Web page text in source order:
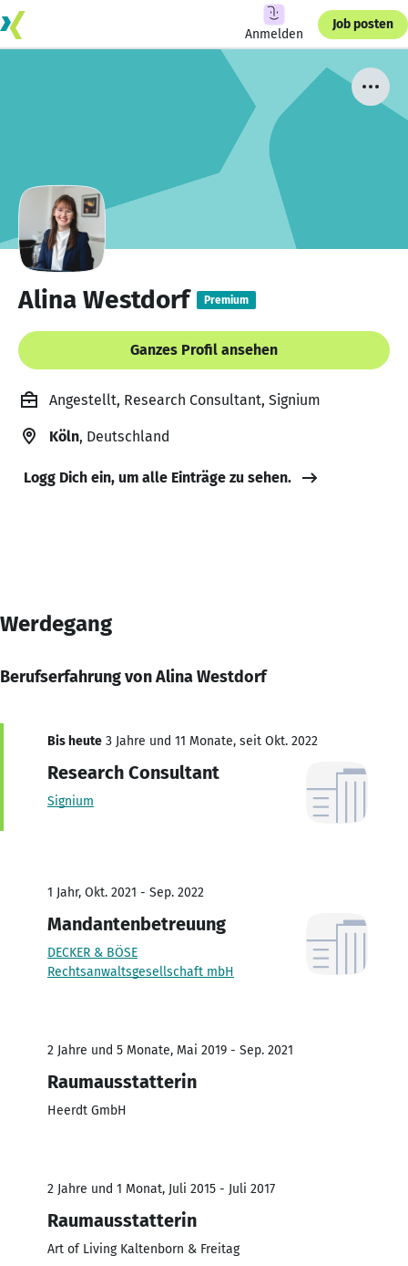
Anmelden
Job posten
Alina Westdorf Premium
Ganzes Profil ansehen
Angestellt, Research Consultant, Signium
Köln, Deutschland
Logg Dich ein, um alle Einträge zu sehen.
Werdegang
Berufserfahrung von Alina Westdorf
Bis heute 3 Jahre und 11 Monate, seit Okt. 2022
Research Consultant
Signium
1 Jahr, Okt. 2021 - Sep. 2022
Mandantenbetreuung
DECKER & BÖSE
Rechtsanwaltsgesellschaft mbH
2 Jahre und 5 Monate, Mai 2019 - Sep. 2021
Raumausstatterin
Heerdt GmbH
2 Jahre und 1 Monat, Juli 2015 - Juli 2017
Raumausstatterin
Art of Living Kaltenborn & Freitag